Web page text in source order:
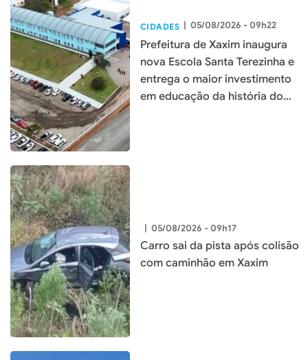
CIDADES | 05/08/2026 - 09h22
Prefeitura de Xaxim inaugura
nova Escola Santa Terezinha e
entrega o maior investimento
em educação da história do
| 05/08/2026 - 09h17
Carro sai da pista após colisão
com caminhão em Xaxim